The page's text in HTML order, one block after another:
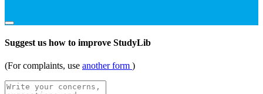
Suggest us how to improve StudyLib
(For complaints, use another form )